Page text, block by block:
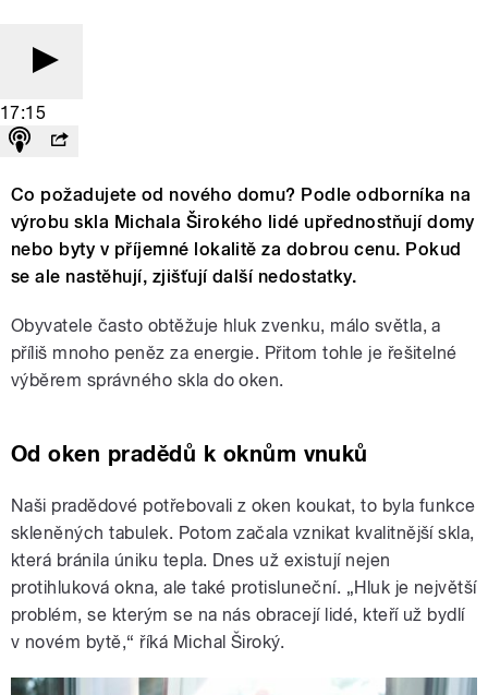
17:15
Co požadujete od nového domu? Podle odborníka na
výrobu skla Michala Širokého lidé upřednostňují domy
nebo byty v příjemné lokalitě za dobrou cenu. Pokud
se ale nastěhují, zjišťují další nedostatky.
Obyvatele často obtěžuje hluk zvenku, málo světla, a
příliš mnoho peněz za energie. Přitom tohle je řešitelné
výběrem správného skla do oken.
Od oken pradědů k oknům vnuků
Naši pradědové potřebovali z oken koukat, to byla funkce
skleněných tabulek. Potom začala vznikat kvalitnější skla,
která bránila úniku tepla. Dnes už existují nejen
protihluková okna, ale také protisluneční. „Hluk je největší
problém, se kterým se na nás obracejí lidé, kteří už bydlí
v novém bytě,“ říká Michal Široký.